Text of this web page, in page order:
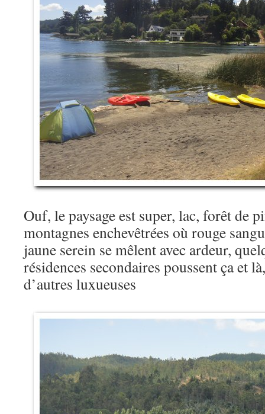
Ouf, le paysage est super, lac, forêt de
montagnes enchevêtrées où rouge
jaune serein se mêlent avec ardeur,
résidences secondaires poussent ça et
d’autres luxueuses